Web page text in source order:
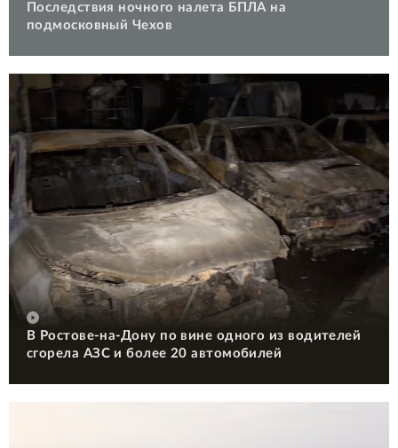
Последствия ночного налета БПЛА на
подмосковный Чехов
В Ростове-на-Дону по вине одного из водителей
сгорела АЗС и более 20 автомобилей